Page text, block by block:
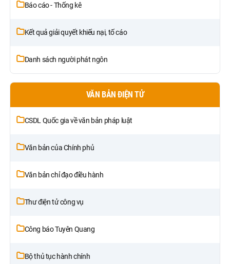
Báo cáo - Thống kê
Kết quả giải quyết khiếu nại, tố cáo
Danh sách người phát ngôn
VĂN BẢN ĐIỆN TỬ
CSDL Quốc gia về văn bản pháp luật
Văn bản của Chính phủ
Văn bản chỉ đạo điều hành
Thư điện tử công vụ
Công báo Tuyên Quang
Bộ thủ tục hành chính